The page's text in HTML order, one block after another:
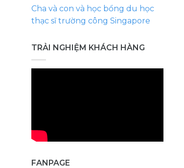
Cha và con và học bổng du học
thạc sĩ trường công Singapore
TRẢI NGHIỆM KHÁCH HÀNG
FANPAGE